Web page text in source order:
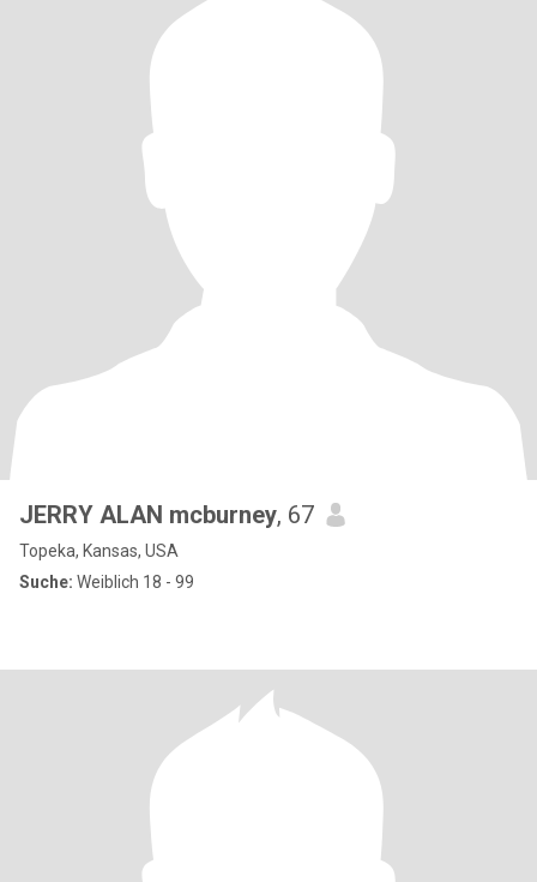
JERRY ALAN mcburney, 67
Topeka, Kansas, USA
Suche: Weiblich 18 - 99